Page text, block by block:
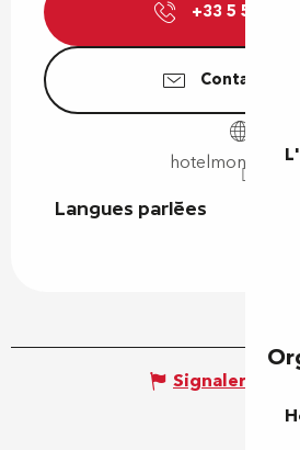
+33 5 59 32
Contactez-
Langues parlées
Langues parlées
Signaler une